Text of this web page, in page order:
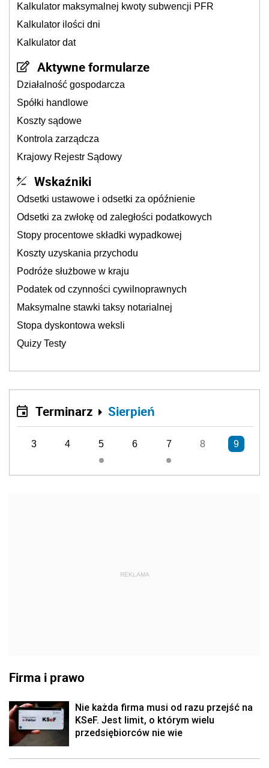
Kalkulator maksymalnej kwoty subwencji PFR
Kalkulator ilości dni
Kalkulator dat
Aktywne formularze
Działalność gospodarcza
Spółki handlowe
Koszty sądowe
Kontrola zarządcza
Krajowy Rejestr Sądowy
Wskaźniki
Odsetki ustawowe i odsetki za opóźnienie
Odsetki za zwłokę od zaległości podatkowych
Stopy procentowe składki wypadkowej
Koszty uzyskania przychodu
Podróże służbowe w kraju
Podatek od czynności cywilnoprawnych
Maksymalne stawki taksy notarialnej
Stopa dyskontowa weksli
Quizy Testy
Terminarz Sierpień
3 4 5 6 7 8 9
REKLAMA
Firma i prawo
Nie każda firma musi od razu przejść na
KSeF. Jest limit, o którym wielu
przedsiębiorców nie wie